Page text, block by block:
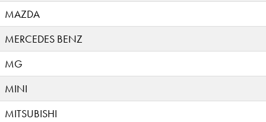
MAZDA
MERCEDES BENZ
MG
MINI
MITSUBISHI